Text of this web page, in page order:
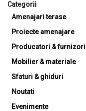
Categorii
Amenajari terase
Proiecte amenajare
Producatori & furnizori
Mobilier & materiale
Sfaturi & ghiduri
Noutati
Evenimente